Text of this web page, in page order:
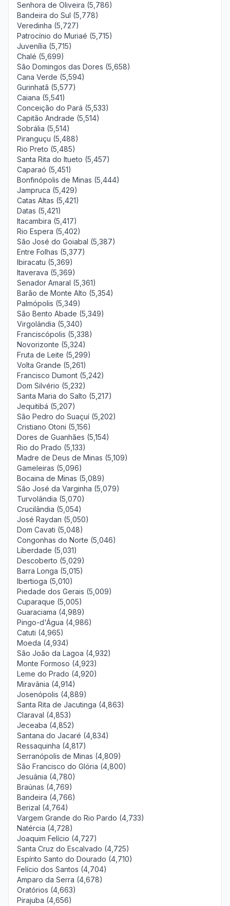
Senhora de Oliveira (5,786)
Bandeira do Sul (5,778)
Veredinha (5,727)
Patrocínio do Muriaé (5,715)
Juvenília (5,715)
Chalé (5,699)
São Domingos das Dores (5,658)
Cana Verde (5,594)
Gurinhatã (5,577)
Caiana (5,541)
Conceição do Pará (5,533)
Capitão Andrade (5,514)
Sobrália (5,514)
Piranguçu (5,488)
Rio Preto (5,485)
Santa Rita do Itueto (5,457)
Caparaó (5,451)
Bonfinópolis de Minas (5,444)
Jampruca (5,429)
Catas Altas (5,421)
Datas (5,421)
Itacambira (5,417)
Rio Espera (5,402)
São José do Goiabal (5,387)
Entre Folhas (5,377)
Ibiracatu (5,369)
Itaverava (5,369)
Senador Amaral (5,361)
Barão de Monte Alto (5,354)
Palmópolis (5,349)
São Bento Abade (5,349)
Virgolândia (5,340)
Franciscópolis (5,338)
Novorizonte (5,324)
Fruta de Leite (5,299)
Volta Grande (5,261)
Francisco Dumont (5,242)
Dom Silvério (5,232)
Santa Maria do Salto (5,217)
Jequitibá (5,207)
São Pedro do Suaçuí (5,202)
Cristiano Otoni (5,156)
Dores de Guanhães (5,154)
Rio do Prado (5,133)
Madre de Deus de Minas (5,109)
Gameleiras (5,096)
Bocaina de Minas (5,089)
São José da Varginha (5,079)
Turvolândia (5,070)
Crucilândia (5,054)
José Raydan (5,050)
Dom Cavati (5,048)
Congonhas do Norte (5,046)
Liberdade (5,031)
Descoberto (5,029)
Barra Longa (5,015)
Ibertioga (5,010)
Piedade dos Gerais (5,009)
Cuparaque (5,005)
Guaraciama (4,989)
Pingo-d'Água (4,986)
Catuti (4,965)
Moeda (4,934)
São João da Lagoa (4,932)
Monte Formoso (4,923)
Leme do Prado (4,920)
Miravânia (4,914)
Josenópolis (4,889)
Santa Rita de Jacutinga (4,863)
Claraval (4,853)
Jeceaba (4,852)
Santana do Jacaré (4,834)
Ressaquinha (4,817)
Serranópolis de Minas (4,809)
São Francisco do Glória (4,800)
Jesuânia (4,780)
Braúnas (4,769)
Bandeira (4,766)
Berizal (4,764)
Vargem Grande do Rio Pardo (4,733)
Natércia (4,728)
Joaquim Felício (4,727)
Santa Cruz do Escalvado (4,725)
Espírito Santo do Dourado (4,710)
Felício dos Santos (4,704)
Amparo da Serra (4,678)
Oratórios (4,663)
Pirajuba (4,656)